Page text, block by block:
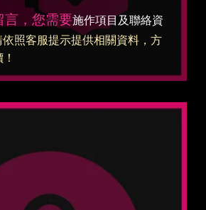
言，您需要施作項目及聯絡資
照客服提示提供相關資料，方